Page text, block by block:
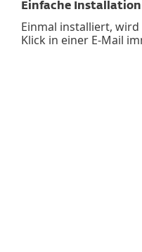
Einfache Installation
Einmal installiert,
Klick in einer E-Mail